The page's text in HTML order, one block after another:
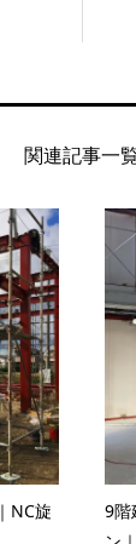
関連記事一
NC旋
9階